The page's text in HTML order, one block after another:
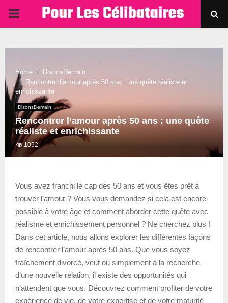
PRIMARY
Home
DisonsDemain
Rencontrer l’amour après 50 ans : une quête réaliste et
enrichissante
DisonsDemain
Rencontrer l’amour après 50 ans : une quête
réaliste et enrichissante
1052
Vous avez franchi le cap des 50 ans et vous êtes prêt à
trouver l’amour ? Vous vous demandez si cela est encore
possible à votre âge et comment aborder cette quête avec
réalisme et enrichissement personnel ? Ne cherchez plus !
Dans cet article, nous allons explorer les différentes façons
de rencontrer l’amour après 50 ans. Que vous soyez
fraîchement divorcé, veuf ou simplement à la recherche
d’une nouvelle relation, il existe des opportunités qui
n’attendent que vous. Découvrez comment profiter de votre
expérience de vie, de votre expertise et de votre maturité